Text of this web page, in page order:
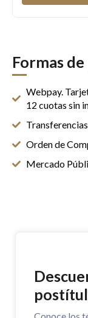
Formas
Webpay.
12 cuotas sin
Orden de
Mercado